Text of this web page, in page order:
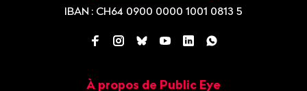
IBAN : CH64 0900 0000 1001 0813 5
Facebook
Instagram
BlueskyYouTube
LinkedInWhatsApp
À propos de Public Eye